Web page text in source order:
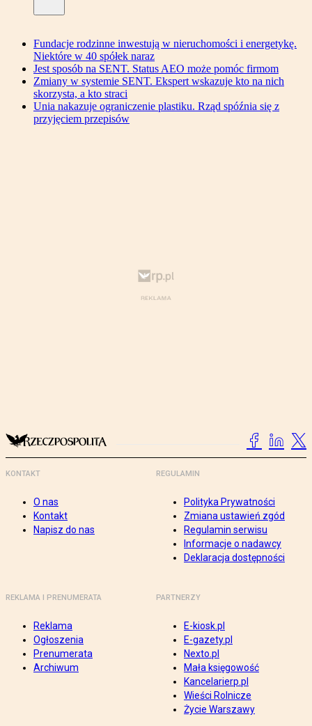
Fundacje rodzinne inwestują w nieruchomości i energetykę.
Niektóre w 40 spółek naraz
Jest sposób na SENT. Status AEO może pomóc firmom
Zmiany w systemie SENT. Ekspert wskazuje kto na nich
skorzysta, a kto straci
Unia nakazuje ograniczenie plastiku. Rząd spóźnia się z
przyjęciem przepisów
KONTAKT
O nas
Kontakt
Napisz do nas
REGULAMIN
Polityka Prywatności
Zmiana ustawień zgód
Regulamin serwisu
Informacje o nadawcy
Deklaracja dostępności
REKLAMA I PRENUMERATA
Reklama
Ogłoszenia
Prenumerata
Archiwum
PARTNERZY
E-kiosk.pl
E-gazety.pl
Nexto.pl
Mała księgowość
Kancelarierp.pl
Wieści Rolnicze
Życie Warszawy